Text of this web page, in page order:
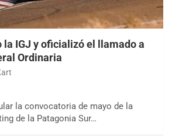
la IGJ y oficializó el llamado a
Ordinaria
la convocatoria de mayo de la
de la Patagonia Sur…